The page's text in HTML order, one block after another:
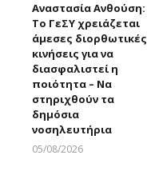
Αναστασία Ανθούση:
Το ΓεΣΥ χρειάζεται
άμεσες διορθωτικές
κινήσεις για να
διασφαλιστεί η
ποιότητα – Να
στηριχθούν τα
δημόσια
νοσηλευτήρια
05/08/2026